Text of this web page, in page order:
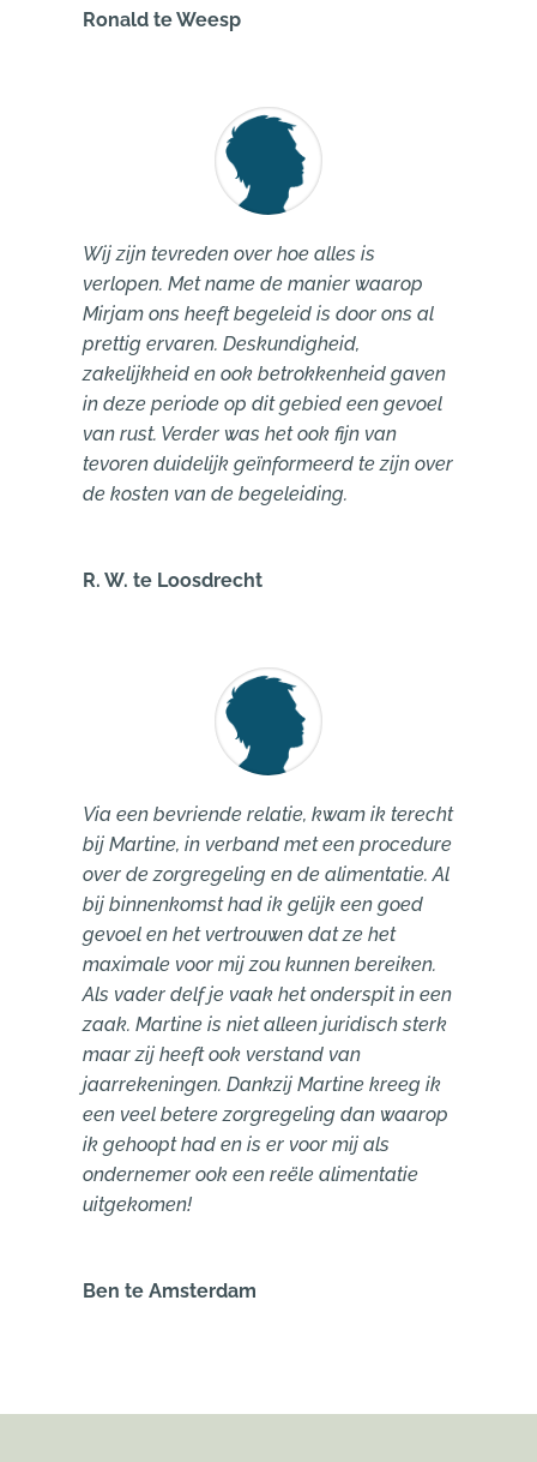
Ronald te Weesp
Wij zijn tevreden over hoe alles is
verlopen. Met name de manier waarop
Mirjam ons heeft begeleid is door ons al
prettig ervaren. Deskundigheid,
zakelijkheid en ook betrokkenheid gaven
in deze periode op dit gebied een gevoel
van rust. Verder was het ook fijn van
tevoren duidelijk geïnformeerd te zijn over
de kosten van de begeleiding.
R. W. te Loosdrecht
Via een bevriende relatie, kwam ik terecht
bij Martine, in verband met een procedure
over de zorgregeling en de alimentatie. Al
bij binnenkomst had ik gelijk een goed
gevoel en het vertrouwen dat ze het
maximale voor mij zou kunnen bereiken.
Als vader delf je vaak het onderspit in een
zaak. Martine is niet alleen juridisch sterk
maar zij heeft ook verstand van
jaarrekeningen. Dankzij Martine kreeg ik
een veel betere zorgregeling dan waarop
ik gehoopt had en is er voor mij als
ondernemer ook een reële alimentatie
uitgekomen!
Ben te Amsterdam